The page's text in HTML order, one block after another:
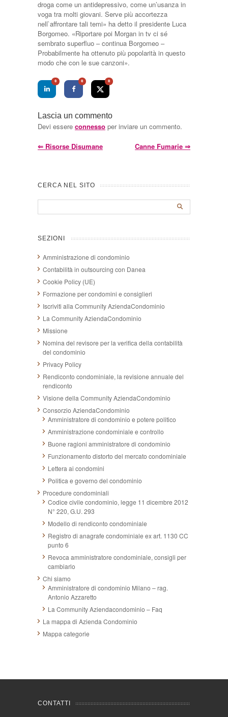
droga come un antidepressivo, come un’usanza in
voga tra molti giovani. Serve più accortezza
nell`affrontare tali temi» ha detto il presidente Luca
Borgomeo. «Riportare poi Morgan in tv ci sé
sembrato superfluo – continua Borgomeo –
Probabilmente ha ottenuto più popolarità in questo
modo che con le sue canzoni».
0 0 0
Lascia un commento
Devi essere connesso per inviare un commento.
⇐ Risorse Disumane Canne Fumarie ⇒
CERCA NEL SITO
SEZIONI
Amministrazione di condominio
Contabilità in outsourcing con Danea
Cookie Policy (UE)
Formazione per condomini e consiglieri
Iscriviti alla Community AziendaCondominio
La Community AziendaCondominio
Missione
Nomina del revisore per la verifica della contabilità
del condominio
Privacy Policy
Rendiconto condominiale, la revisione annuale del
rendiconto
Visione della Community AziendaCondominio
Consorzio AziendaCondominio
Amministratore di condominio e potere politico
Amministrazione condominiale e controllo
Buone ragioni amministratore di condominio
Funzionamento distorto del mercato condominiale
Lettera ai condomini
Politica e governo del condominio
Procedure condominiali
Codice civile condominio, legge 11 dicembre 2012
N° 220, G.U. 293
Modello di rendiconto condominiale
Registro di anagrafe condominiale ex art. 1130 CC
punto 6
Revoca amministratore condominiale, consigli per
cambiarlo
Chi siamo
Amministratore di condominio Milano – rag.
Antonio Azzaretto
La Community Aziendacondominio – Faq
La mappa di Azienda Condominio
Mappa categorie
CONTATTI